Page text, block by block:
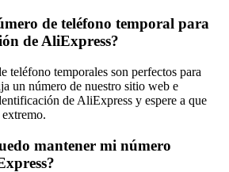
de teléfono temporal para
de AliExpress?
teléfono temporales son perfectos para
un número de nuestro sitio web e
de AliExpress y espere a que
mantener mi número